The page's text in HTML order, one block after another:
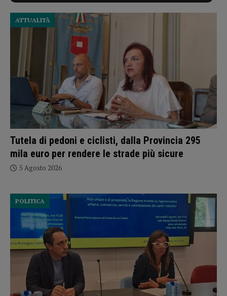
Tutela di pedoni e ciclisti, dalla Provincia 295
mila euro per rendere le strade più sicure
ATTUALITÀ
5 Agosto 2026
POLITICA